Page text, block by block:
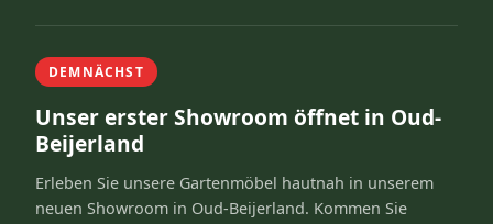
DEMNÄCHST
Unser erster Showroom öffnet in Oud-
Beijerland
Erleben Sie unsere Gartenmöbel hautnah in unserem
neuen Showroom in Oud-Beijerland. Kommen Sie